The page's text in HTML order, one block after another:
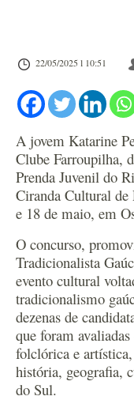
22/05/2025 l 10:51
A jovem Katarine
Clube Farroupilha,
Prenda Juvenil do
Ciranda Cultural de
e 18 de maio, em
O concurso,
Tradicionalista
evento cultural
tradicionalismo
dezenas de
que foram
folclórica e
história, geografia,
do Sul.